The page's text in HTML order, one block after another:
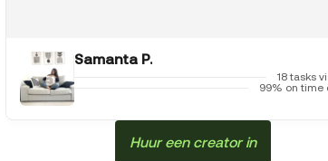
Samanta P.
18 tasks
99% on time
Huur een creator in